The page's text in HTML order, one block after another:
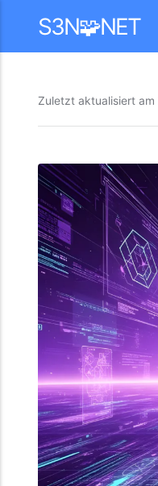
S3N🧩NET
Zuletzt aktualisiert am